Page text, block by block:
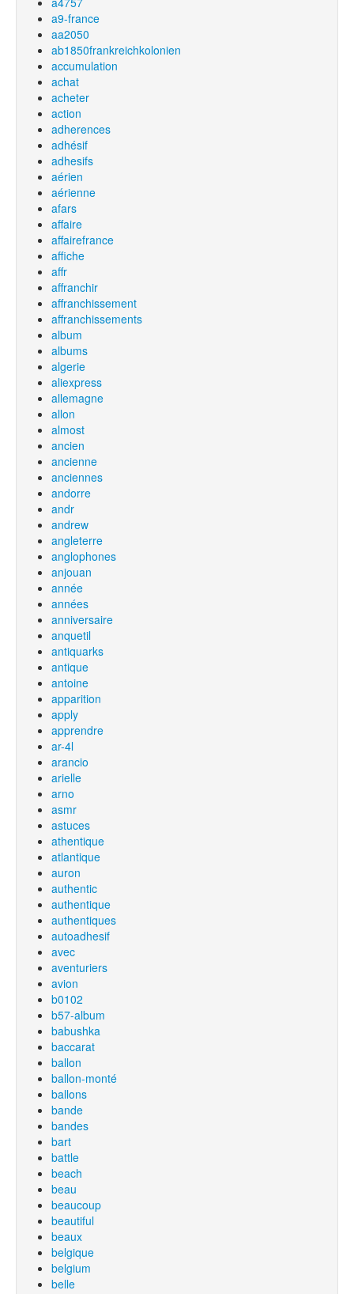
a9-france
aa2050
ab1850frankreichkolonien
accumulation
achat
acheter
action
adherences
adhésif
adhesifs
aérien
aérienne
afars
affaire
affairefrance
affiche
affr
affranchir
affranchissement
affranchissements
album
albums
algerie
aliexpress
allemagne
allon
almost
ancien
ancienne
anciennes
andorre
andr
andrew
angleterre
anglophones
anjouan
année
années
anniversaire
anquetil
antiquarks
antique
antoine
apparition
apply
apprendre
ar-4l
arancio
arielle
arno
asmr
astuces
athentique
atlantique
auron
authentic
authentique
authentiques
autoadhesif
avec
aventuriers
avion
b0102
b57-album
babushka
baccarat
ballon
ballon-monté
ballons
bande
bandes
bart
battle
beach
beau
beaucoup
beautiful
beaux
belgique
belgium
belle